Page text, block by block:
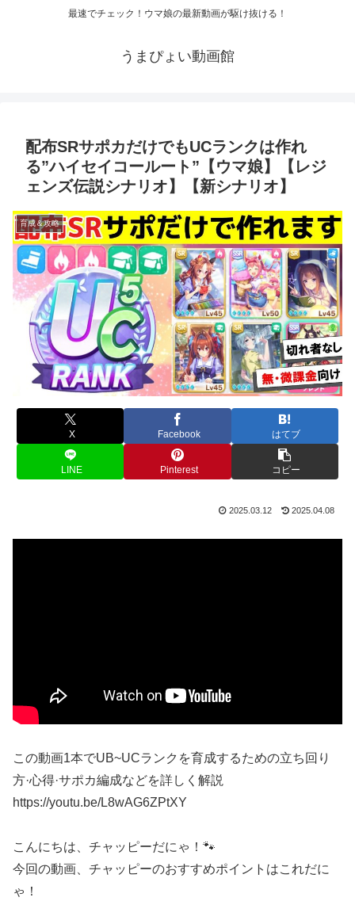
最速でチェック！ウマ娘の最新動画が駆け抜ける！
うまぴょい動画館
配布SRサポカだけでもUCランクは作れ
る”ハイセイコールート”【ウマ娘】【レジ
ェンズ伝説シナリオ】【新シナリオ】
育成＆攻略
X Facebook はてブ
LINE Pinterest コピー
2025.03.12 2025.04.08
この動画1本でUB~UCランクを育成するための立ち回り
方·心得·サポカ編成などを詳しく解説
https://youtu.be/L8wAG6ZPtXY
こんにちは、チャッピーだにゃ！🐾
今回の動画、チャッピーのおすすめポイントはこれだに
ゃ！